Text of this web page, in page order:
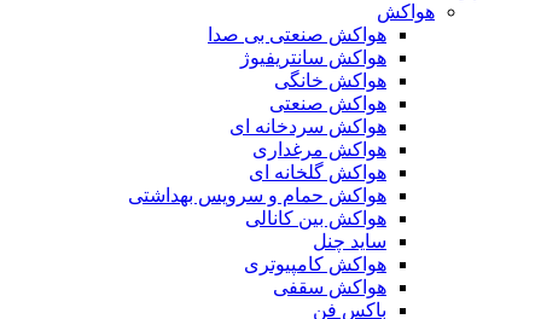
هواکش
هواکش صنعتی بی صدا
هواکش سانتریفیوژ
هواکش خانگی
هواکش صنعتی
هواکش سردخانه ای
هواکش مرغداری
هواکش گلخانه ای
هواکش حمام و سرویس بهداشتی
هواکش بین کانالی
ساید چنل
هواکش کامپیوتری
هواکش سقفی
باکس فن